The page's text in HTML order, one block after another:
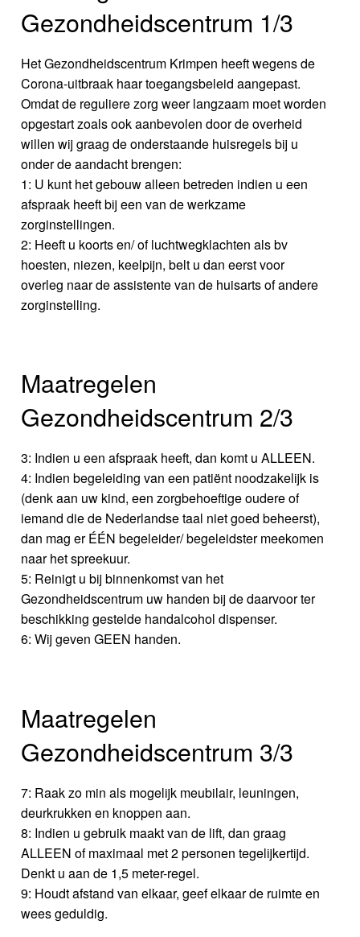
Gezondheidscentrum 1/3
Het Gezondheidscentrum Krimpen heeft wegens de
Corona-uitbraak haar toegangsbeleid aangepast.
Omdat de reguliere zorg weer langzaam moet worden
opgestart zoals ook aanbevolen door de overheid
willen wij graag de onderstaande huisregels bij u
onder de aandacht brengen:
1: U kunt het gebouw alleen betreden indien u een
afspraak heeft bij een van de werkzame
zorginstellingen.
2: Heeft u koorts en/ of luchtwegklachten als bv
hoesten, niezen, keelpijn, belt u dan eerst voor
overleg naar de assistente van de huisarts of andere
zorginstelling.
Maatregelen
Gezondheidscentrum 2/3
3: Indien u een afspraak heeft, dan komt u ALLEEN.
4: Indien begeleiding van een patiënt noodzakelijk is
(denk aan uw kind, een zorgbehoeftige oudere of
iemand die de Nederlandse taal niet goed beheerst),
dan mag er ÉÉN begeleider/ begeleidster meekomen
naar het spreekuur.
5: Reinigt u bij binnenkomst van het
Gezondheidscentrum uw handen bij de daarvoor ter
beschikking gestelde handalcohol dispenser.
6: Wij geven GEEN handen.
Maatregelen
Gezondheidscentrum 3/3
7: Raak zo min als mogelijk meubilair, leuningen,
deurkrukken en knoppen aan.
8: Indien u gebruik maakt van de lift, dan graag
ALLEEN of maximaal met 2 personen tegelijkertijd.
Denkt u aan de 1,5 meter-regel.
9: Houdt afstand van elkaar, geef elkaar de ruimte en
wees geduldig.